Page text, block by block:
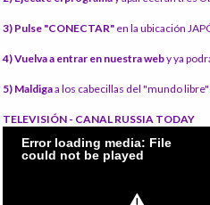
3) Pulse "CONECTAR" en la ubicación
4) Vuelva a entrar en nuestra weby ya
5) Maldigaa los cabecillas del "mundo
TELEVISIÓN - CANAL RUSSIA TODAY